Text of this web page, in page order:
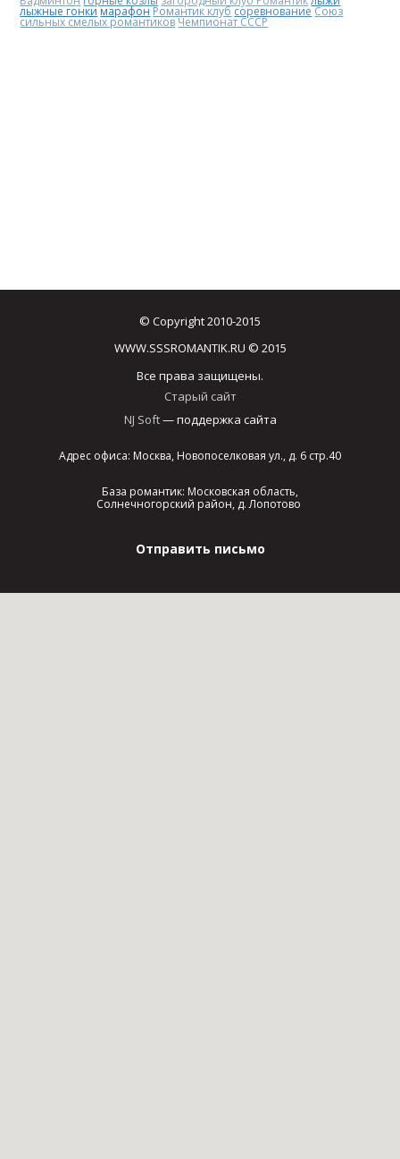
лыжные гонки марафонРомантик клубсоревнованиеСоюз
сильных смелых романтиковЧемпионат СССР
© Copyright 2010-2015
WWW.SSSROMANTIK.RU © 2015
Все права защищены.
Старый сайт
NJ Soft— поддержка сайта
Адрес офиса: Москва, Новопоселковая ул., д. 6 стр.40
База романтик: Московская область,
Солнечногорский район, д. Лопотово
Отправить письмо